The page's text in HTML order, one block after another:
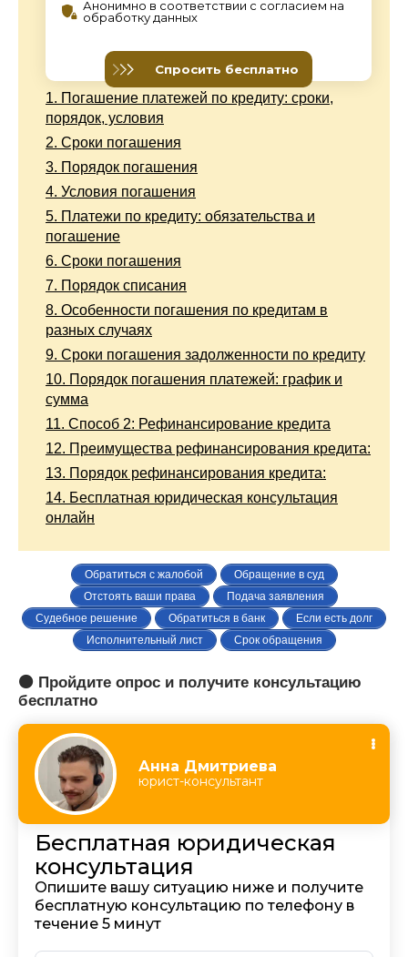
1. Погашение платежей по кредиту: сроки,
порядок, условия
2. Сроки погашения
3. Порядок погашения
4. Условия погашения
5. Платежи по кредиту: обязательства и
погашение
6. Сроки погашения
7. Порядок списания
8. Особенности погашения по кредитам в
разных случаях
9. Сроки погашения задолженности по кредиту
10. Порядок погашения платежей: график и
сумма
11. Способ 2: Рефинансирование кредита
12. Преимущества рефинансирования кредита:
13. Порядок рефинансирования кредита:
14. Бесплатная юридическая консультация
онлайн
Обратиться с жалобой
Обращение в суд
Отстоять ваши права
Подача заявления
Судебное решение
Обратиться в банк
Если есть долг
Исполнительный лист
Срок обращения
🟠 Пройдите опрос и получите консультацию
бесплатно